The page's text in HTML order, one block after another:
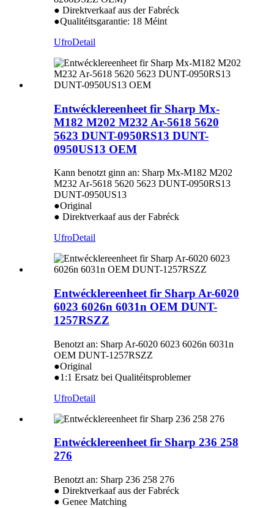
● Direktverkaaf aus der Fabréck
●Qualitéitsgarantie: 18 Méint
UfroDetail
Entwécklereenheet fir Sharp Mx-
M182 M202 M232 Ar-5618 5620
5623 DUNT-0950RS13 DUNT-
0950US13 OEM
Kann benotzt ginn an: Sharp Mx-M182 M202
M232 Ar-5618 5620 5623 DUNT-0950RS13
DUNT-0950US13
●Original
● Direktverkaaf aus der Fabréck
UfroDetail
Entwécklereenheet fir Sharp Ar-6020
6023 6026n 6031n OEM DUNT-
1257RSZZ
Benotzt an: Sharp Ar-6020 6023 6026n 6031n
OEM DUNT-1257RSZZ
●Original
●1:1 Ersatz bei Qualitéitsproblemer
UfroDetail
Entwécklereenheet fir Sharp 236 258
276
Benotzt an: Sharp 236 258 276
● Direktverkaaf aus der Fabréck
● Genee Matching